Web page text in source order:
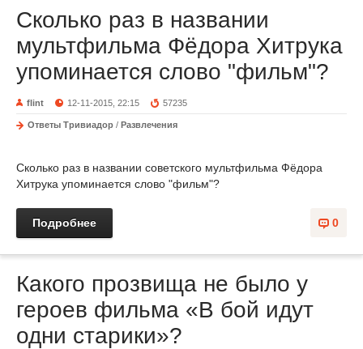
Сколько раз в названии
мультфильма Фёдора Хитрука
упоминается слово "фильм"?
flint 12-11-2015, 22:15 57235
Ответы Тривиадор / Развлечения
Сколько раз в названии советского мультфильма Фёдора
Хитрука упоминается слово "фильм"?
0
Подробнее
Какого прозвища не было у
героев фильма «В бой идут
одни старики»?